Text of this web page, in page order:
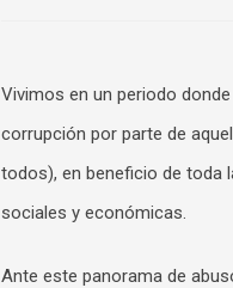
Vivimos en un periodo
corrupción por parte de
todos), en beneficio de toda
sociales y económicas.
Ante este panorama de